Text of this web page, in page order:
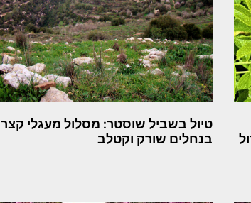
טיול בשביל שוסטר: מסלול מעגלי קצר
בנחלים שורק וקטלב